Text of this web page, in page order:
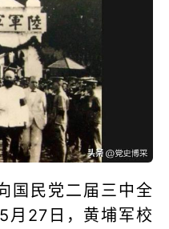
国民党二届三中全
月27日，黄埔军校